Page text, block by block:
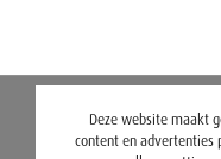
Deze website maakt
content en advertenties